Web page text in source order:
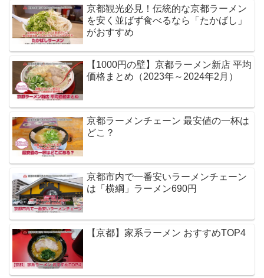
京都観光必見！伝統的な京都ラーメン
を安く並ばず食べるなら「たかばし」
がおすすめ
【1000円の壁】京都ラーメン新店 平均
価格まとめ（2023年～2024年2月）
京都ラーメンチェーン 最安値の一杯は
どこ？
京都市内で一番安いラーメンチェーン
は「横綱」ラーメン690円
【京都】家系ラーメン おすすめTOP4